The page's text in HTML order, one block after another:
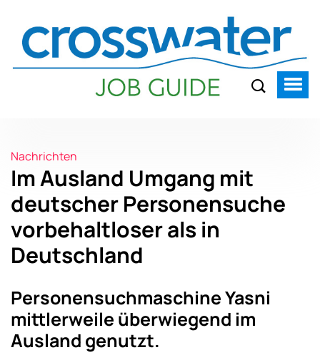
Nachrichten
Im Ausland Umgang mit
deutscher Personensuche
vorbehaltloser als in
Deutschland
Personensuchmaschine Yasni
mittlerweile überwiegend im
Ausland genutzt.